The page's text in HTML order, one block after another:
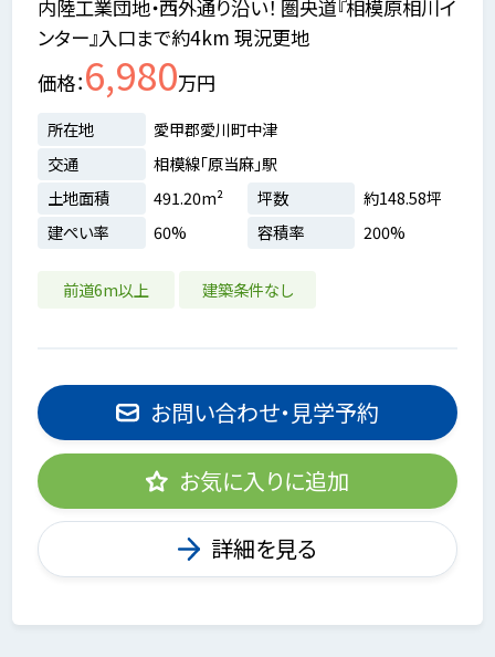
内陸工業団地・西外通り沿い！ 圏央道『相模原相川イ
ンター』入口まで約4km 現況更地
価格 6,980万円
所在地
愛甲郡愛川町中津
交通
相模線「原当麻」駅
土地面積
491.20m² 坪数
約148.58坪
建ぺい率
60% 容積率 200%
前道6m以上 建築条件なし
お問い合わせ・見学予約
お気に入りに追加
詳細を見る